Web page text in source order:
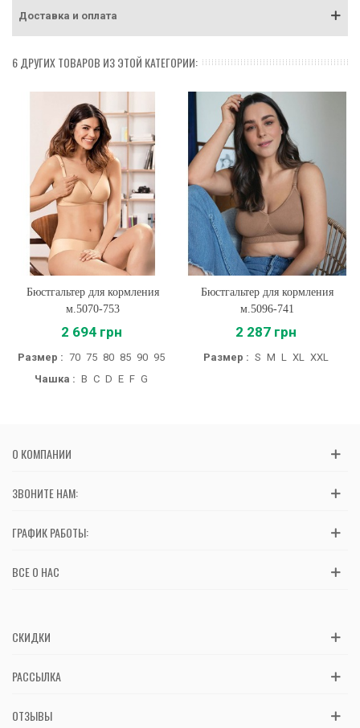
Доставка и оплата
6 ДРУГИХ ТОВАРОВ ИЗ ЭТОЙ КАТЕГОРИИ:
Бюстгальтер для кормления
м.5070-753
2 694 грн
Размер : 70 75 80 85 90 95
Чашка : B C D E F G
Бюстгальтер для кормления
м.5096-741
2 287 грн
Размер : S M L XL XXL
О КОМПАНИИ
ЗВОНИТЕ НАМ:
ГРАФИК РАБОТЫ:
ВСЕ О НАС
СКИДКИ
РАССЫЛКА
ОТЗЫВЫ